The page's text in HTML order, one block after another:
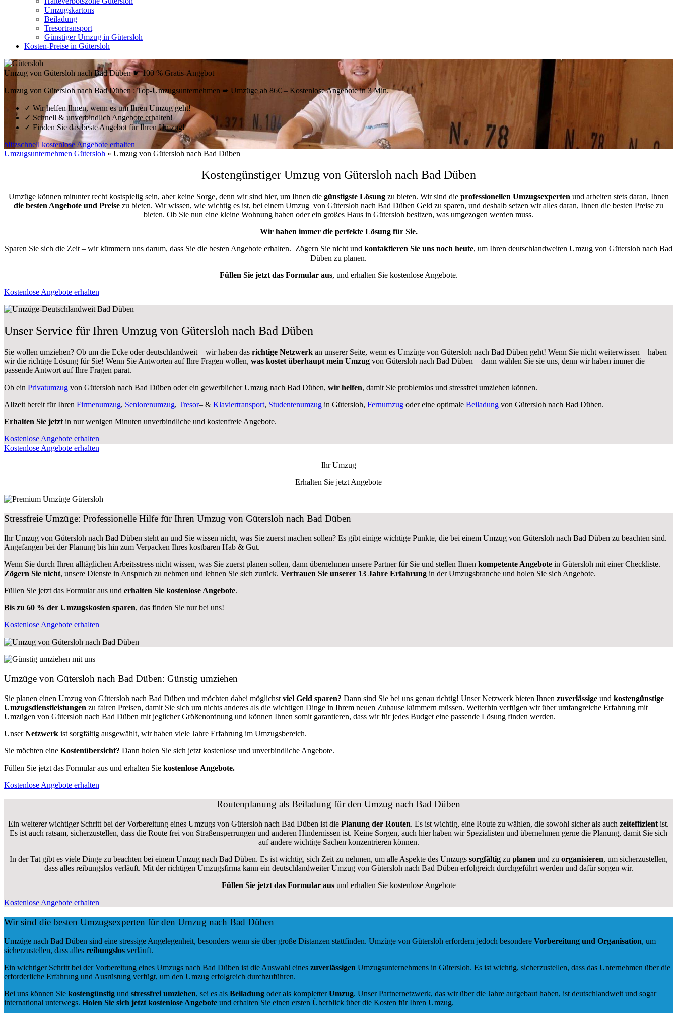
Umzugskartons
Beiladung
Tresortransport
Günstiger Umzug in Gütersloh
Kosten-Preise in Gütersloh
Umzug von Gütersloh nach Bad Düben ☛ 100 % Gratis-Angebot
Umzug von Gütersloh nach Bad Düben : Top-Umzugsunternehmen ➨ Umzüge ab 86€ – Kostenlose Angebote in 3 Min.
✓ Wir helfen Ihnen, wenn es um Ihren Umzug geht!
✓ Schnell & unverbindlich Angebote erhalten!
✓ Finden Sie das beste Angebot für Ihren Umzug!
blitzschnell kostenlose Angebote erhalten
Umzugsunternehmen Gütersloh » Umzug von Gütersloh nach Bad Düben
Kostengünstiger Umzug von Gütersloh nach Bad Düben
Umzüge können mitunter recht kostspielig sein, aber keine Sorge, denn wir sind hier, um Ihnen die günstigste Lösungzu bieten. Wir sind die professionellen Umzugsexperten und arbeiten stets daran, Ihnen
die besten Angebote und Preise zu bieten. Wir wissen, wie wichtig es ist, bei einem Umzug von Gütersloh nach Bad Düben Geld zu sparen, und deshalb setzen wir alles daran, Ihnen die besten Preise zu
bieten. Ob Sie nun eine kleine Wohnung haben oder ein großes Haus in Gütersloh besitzen, was umgezogen werden muss.
Wir haben immer die perfekte Lösung für Sie.
Sparen Sie sich die Zeit – wir kümmern uns darum, dass Sie die besten Angebote erhalten. Zögern Sie nicht und kontaktieren Sie uns noch heute, um Ihren deutschlandweiten Umzug von Gütersloh nach Bad
Düben zu planen.
Füllen Sie jetzt das Formular aus, und erhalten Sie kostenlose Angebote.
Kostenlose Angebote erhalten
Unser Service für Ihren Umzug von Gütersloh nach Bad Düben
Sie wollen umziehen? Ob um die Ecke oder deutschlandweit – wir haben das richtige Netzwerk an unserer Seite, wenn es Umzüge von Gütersloh nach Bad Düben geht! Wenn Sie nicht weiterwissen – haben
wir die richtige Lösung für Sie! Wenn Sie Antworten auf Ihre Fragen wollen, was kostet überhaupt mein Umzug von Gütersloh nach Bad Düben – dann wählen Sie sie uns, denn wir haben immer die
passende Antwort auf Ihre Fragen parat.
Ob ein Privatumzug von Gütersloh nach Bad Düben oder ein gewerblicher Umzug nach Bad Düben, wir helfen, damit Sie problemlos und stressfrei umziehen können.
Allzeit bereit für Ihren Firmenumzug, Seniorenumzug, Tresor– & Klaviertransport, Studentenumzug in Gütersloh, Fernumzug oder eine optimale Beiladung von Gütersloh nach Bad Düben.
Erhalten Sie jetzt in nur wenigen Minuten unverbindliche und kostenfreie Angebote.
Kostenlose Angebote erhalten
Kostenlose Angebote erhalten
Ihr Umzug
Erhalten Sie jetzt Angebote
Stressfreie Umzüge: Professionelle Hilfe für Ihren Umzug von Gütersloh nach Bad Düben
Ihr Umzug von Gütersloh nach Bad Düben steht an und Sie wissen nicht, was Sie zuerst machen sollen? Es gibt einige wichtige Punkte, die bei einem Umzug von Gütersloh nach Bad Düben zu beachten sind.
Angefangen bei der Planung bis hin zum Verpacken Ihres kostbaren Hab & Gut.
Wenn Sie durch Ihren alltäglichen Arbeitsstress nicht wissen, was Sie zuerst planen sollen, dann übernehmen unsere Partner für Sie und stellen Ihnen kompetente Angebote in Gütersloh mit einer Checkliste.
Zögern Sie nicht, unsere Dienste in Anspruch zu nehmen und lehnen Sie sich zurück. Vertrauen Sie unserer 13 Jahre Erfahrung in der Umzugsbranche und holen Sie sich Angebote.
Füllen Sie jetzt das Formular aus und erhalten Sie kostenlose Angebote.
Bis zu 60 % der Umzugskosten sparen, das finden Sie nur bei uns!
Kostenlose Angebote erhalten
Umzüge von Gütersloh nach Bad Düben: Günstig umziehen
Sie planen einen Umzug von Gütersloh nach Bad Düben und möchten dabei möglichst viel Geld sparen? Dann sind Sie bei uns genau richtig! Unser Netzwerk bieten Ihnen zuverlässige und kostengünstige
Umzugsdienstleistungen zu fairen Preisen, damit Sie sich um nichts anderes als die wichtigen Dinge in Ihrem neuen Zuhause kümmern müssen. Weiterhin verfügen wir über umfangreiche Erfahrung mit
Umzügen von Gütersloh nach Bad Düben mit jeglicher Größenordnung und können Ihnen somit garantieren, dass wir für jedes Budget eine passende Lösung finden werden.
UnserNetzwerk ist sorgfältig ausgewählt, wir haben viele Jahre Erfahrung im Umzugsbereich.
Sie möchten eine Kostenübersicht? Dann holen Sie sich jetzt kostenlose und unverbindliche Angebote.
Füllen Sie jetzt das Formular aus und erhalten Sie kostenlose Angebote.
Kostenlose Angebote erhalten
Routenplanung als Beiladung für den Umzug nach Bad Düben
Ein weiterer wichtiger Schritt bei der Vorbereitung eines Umzugs von Gütersloh nach Bad Düben ist die Planung der Routen. Es ist wichtig, eine Route zu wählen, die sowohl sicher als auch zeiteffizient ist.
Es ist auch ratsam, sicherzustellen, dass die Route frei von Straßensperrungen und anderen Hindernissen ist. Keine Sorgen, auch hier haben wir Spezialisten und übernehmen gerne die Planung, damit Sie sich
auf andere wichtige Sachen konzentrieren können.
In der Tat gibt es viele Dinge zu beachten bei einem Umzug nach Bad Düben. Es ist wichtig, sich Zeit zu nehmen, um alle Aspekte des Umzugs sorgfältigzu planen und zu organisieren, um sicherzustellen,
dass alles reibungslos verläuft. Mit der richtigen Umzugsfirma kann ein deutschlandweiter Umzug von Gütersloh nach Bad Düben erfolgreich durchgeführt werden und dafür sorgen wir.
Füllen Sie jetzt das Formular ausund erhalten Sie kostenlose Angebote
Kostenlose Angebote erhalten
Wir sind die besten Umzugsexperten für den Umzug nach Bad Düben
Umzüge nach Bad Düben sind eine stressige Angelegenheit, besonders wenn sie über große Distanzen stattfinden. Umzüge von Gütersloh erfordern jedoch besondere Vorbereitung und Organisation, um
sicherzustellen, dass alles reibungslos verläuft.
Ein wichtiger Schritt bei der Vorbereitung eines Umzugs nach Bad Düben ist die Auswahl eines zuverlässigen Umzugsunternehmens in Gütersloh. Es ist wichtig, sicherzustellen, dass das Unternehmen über die
erforderliche Erfahrung und Ausrüstung verfügt, um den Umzug erfolgreich durchzuführen.
Bei uns können Sie kostengünstig und stressfrei umziehen, sei es als Beiladung oder als kompletterUmzug. Unser Partnernetzwerk, das wir über die Jahre aufgebaut haben, ist deutschlandweit und sogar
international unterwegs. Holen Sie sich jetzt kostenlose Angebote und erhalten Sie einen ersten Überblick über die Kosten für Ihren Umzug.